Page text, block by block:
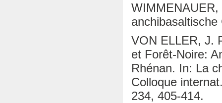
VON ELLER, J.
et Forêt-Noire:
Rhénan. In: La
Colloque
234, 405-414.